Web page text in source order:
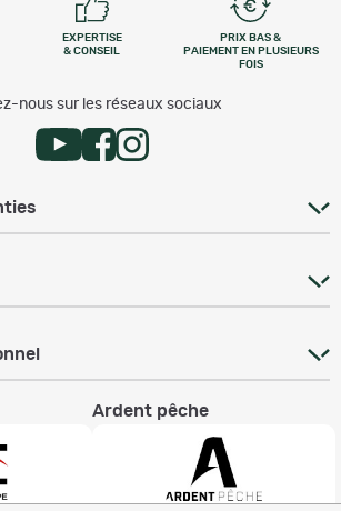
EXPERTISE
& CONSEIL
PRIX BAS &
PAIEMENT EN PLUSIEURS
FOIS
nous sur les réseaux sociaux
Ardent pêche